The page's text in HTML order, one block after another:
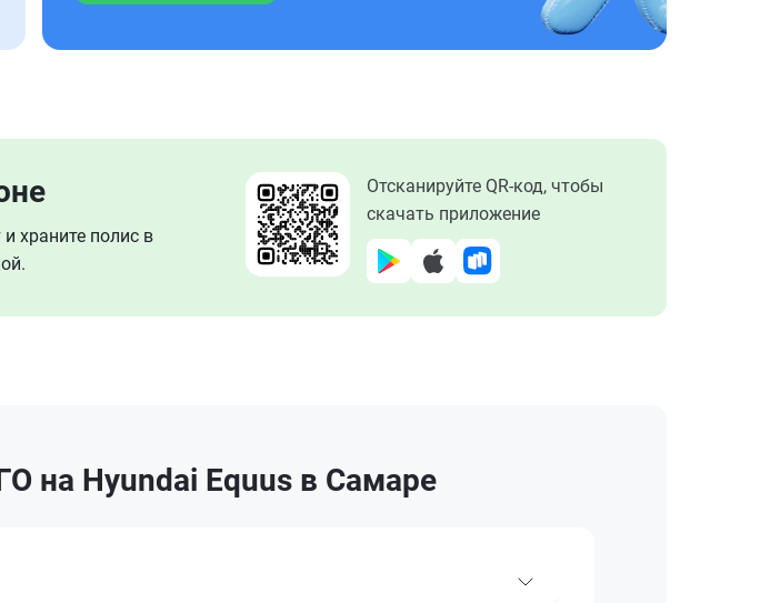
храните полис в
Отсканируйте QR-код, чтобы
скачать приложение
на Hyundai Equus в Самаре